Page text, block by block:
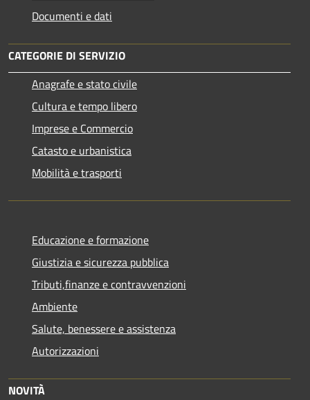
Documenti e dati
CATEGORIE DI SERVIZIO
Anagrafe e stato civile
Cultura e tempo libero
Imprese e Commercio
Catasto e urbanistica
Mobilità e trasporti
Educazione e formazione
Giustizia e sicurezza pubblica
Tributi,finanze e contravvenzioni
Ambiente
Salute, benessere e assistenza
Autorizzazioni
NOVITÀ